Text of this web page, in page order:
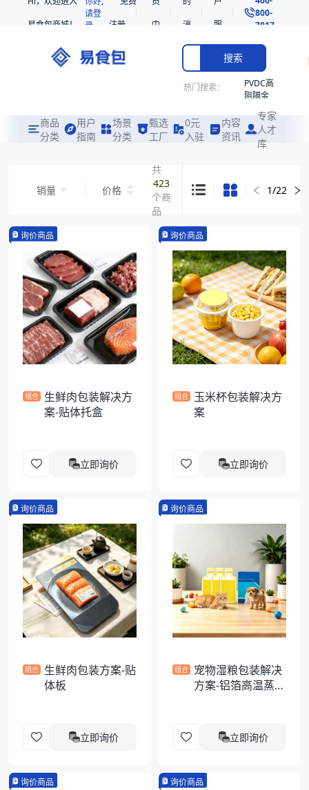
易食包商城！
请登
录
注册
中
消
息
服
务
800-
7017
搜索
热门搜索：
PVDC高
阻隔金
共挤热
收缩袋
收缩袋
221330
SE53
热收缩
袋
拉伸膜
商品
分类
用户
指南
场景
分类
甄选
工厂
0元
入驻
内容
资讯
专家
人才
库
销量 价格
共
423
个商
品
1/22
询价商品
组合 生鲜肉包装解决方
案-贴体托盒
立即询价
询价商品
组合 玉米杯包装解决方
案
立即询价
询价商品
组合 生鲜肉包装方案-贴
体板
立即询价
询价商品
组合 宠物湿粮包装解决
方案-铝箔高温蒸煮
立即询价
询价商品 询价商品